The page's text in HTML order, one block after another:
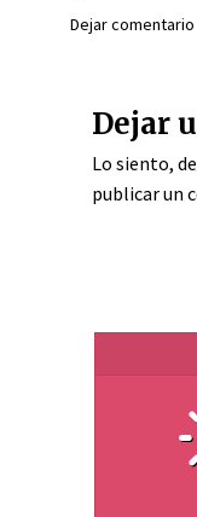
Dejar comentario
Dejar
Lo siento,
publicar un